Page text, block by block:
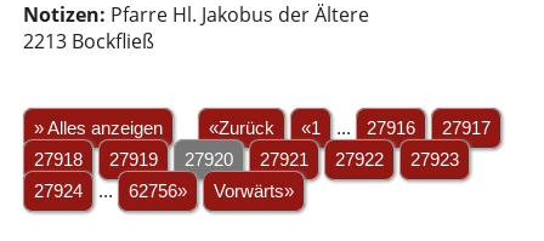
Notizen: Pfarre Hl. Jakobus der Ältere
2213 Bockfließ
» Alles anzeigen «Zurück «1 ... 27916
27917
27918
27919 27920 27921 27922
27923
27924
... 62756» Vorwärts»